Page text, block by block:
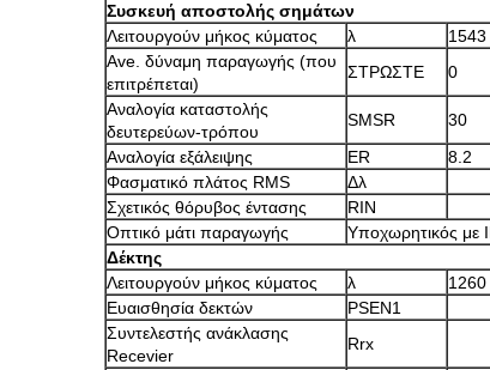
Συσκευή αποστολής σημάτων
Λειτουργούν μήκος κύματος
λ 1543
Ave. δύναμη παραγωγής (που
επιτρέπεται)
ΣΤΡΩΣΤΕ 0
Αναλογία καταστολής
δευτερεύων-τρόπου
SMSR 30
Αναλογία εξάλειψης
ER 8.2
Φασματικό πλάτος RMS
Δλ
Σχετικός θόρυβος έντασης
RIN
Οπτικό μάτι παραγωγής
Υποχωρητικός με
Δέκτης
Λειτουργούν μήκος κύματος
λ 1260
Ευαισθησία δεκτών
PSEN1
Συντελεστής ανάκλασης
Recevier
Rrx